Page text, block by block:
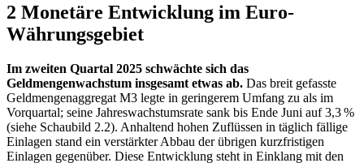
2 Monetäre Entwicklung im Euro-
Währungsgebiet
Im zweiten Quartal 2025 schwächte sich das
Geldmengenwachstum insgesamt etwas ab. Das breit gefasste
Geldmengenaggregat M3 legte in geringerem Umfang zu als im
Vorquartal; seine Jahreswachstumsrate sank bis Ende Juni auf 3,3 %
(siehe Schaubild 2.2). Anhaltend hohen Zuflüssen in täglich fällige
Einlagen stand ein verstärkter Abbau der übrigen kurzfristigen
Einlagen gegenüber. Diese Entwicklung steht in Einklang mit den